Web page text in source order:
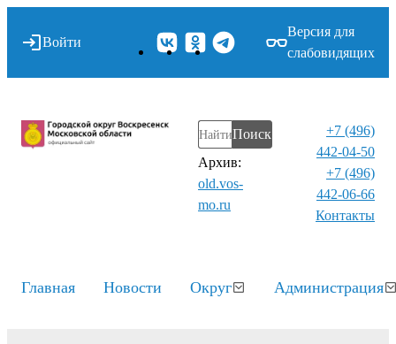
Войти
Версия для
слабовидящих
Поиск
Архив:
old.vos-
mo.ru
+7 (496)
442-04-50
+7 (496)
442-06-66
Контакты⁠
Главная Новости Округ Администрация